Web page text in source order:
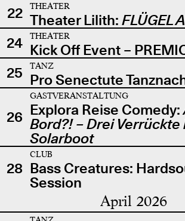
22
THEATER
Theater Lilith: FLÜGEL
24
THEATER
Kick Off Event –
25
TANZ
Pro Senectute
26
GASTVERANSTALTUNG
Explora Reise Comedy:
Bord?! – Drei Verrückte
Solarboot
28
CLUB
Bass Creatures:
Session
April 2026